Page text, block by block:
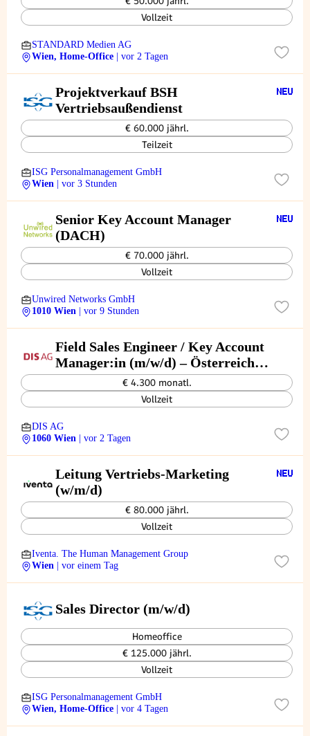
Vollzeit
STANDARD Medien AG
Wien, Home-Office
| vor 2 Tagen
Projektverkauf BSH
Vertriebsaußendienst
€ 60.000 jährl.
Teilzeit
ISG Personalmanagement GmbH
Wien
| vor 3 Stunden
Senior Key Account Manager
(DACH)
€ 70.000 jährl.
Vollzeit
Unwired Networks GmbH
1010 Wien
| vor 9 Stunden
Field Sales Engineer / Key Account
Manager:in (m/w/d) – Österreich
& Adria-Region€ 4.300 monatl.
Vollzeit
DIS AG
1060 Wien
| vor 2 Tagen
Leitung Vertriebs-Marketing
(w/m/d)
€ 80.000 jährl.
Vollzeit
Iventa. The Human Management Group
Wien
| vor einem Tag
Sales Director (m/w/d)
Homeoffice
€ 125.000 jährl.
Vollzeit
ISG Personalmanagement GmbH
Wien, Home-Office
| vor 4 Tagen